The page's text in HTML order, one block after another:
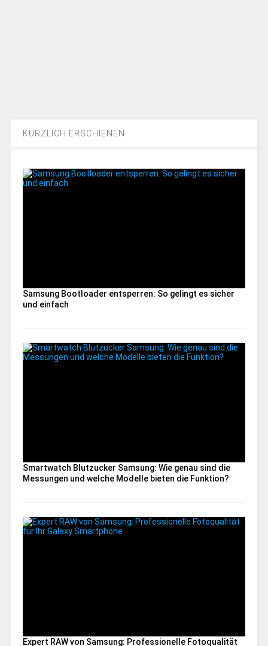
KÜRZLICH ERSCHIENEN
Samsung Bootloader entsperren: So gelingt es sicher
und einfach
Smartwatch Blutzucker Samsung: Wie genau sind die
Messungen und welche Modelle bieten die Funktion?
Expert RAW von Samsung: Professionelle Fotoqualität